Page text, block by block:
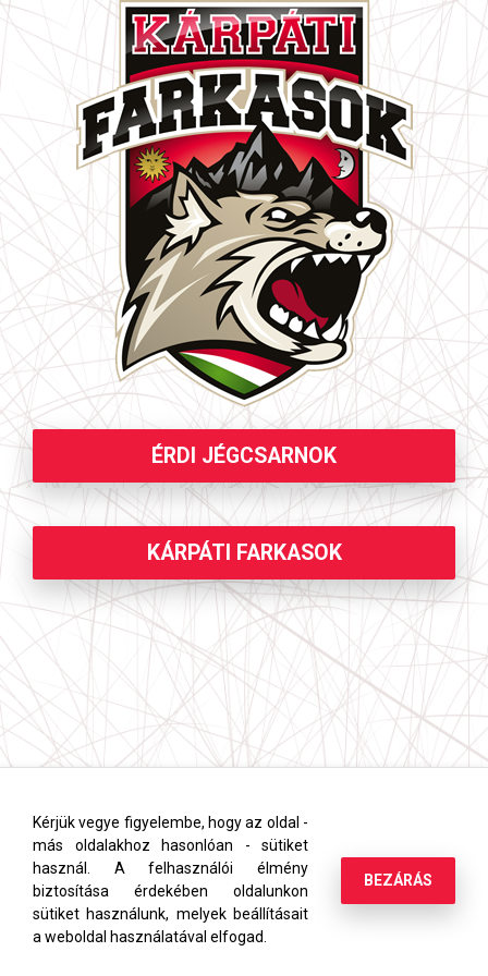
ÉRDI JÉGCSARNOK
KÁRPÁTI FARKASOK
Kérjük vegye figyelembe, hogy az oldal -
más oldalakhoz hasonlóan - sütiket
használ. A felhasználói élmény
biztosítása érdekében oldalunkon
sütiket használunk, melyek beállításait
a weboldal használatával elfogad.
BEZÁRÁS